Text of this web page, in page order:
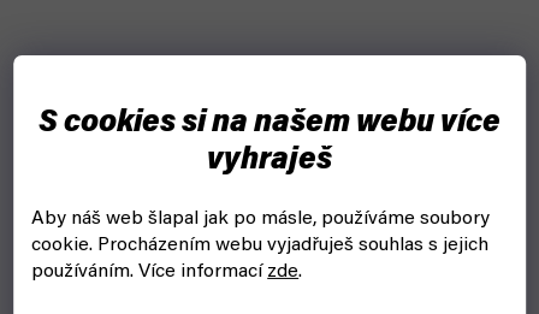
S cookies si na našem webu více
vyhraješ
Aby náš web šlapal jak po másle, používáme soubory
cookie. Procházením webu vyjadřuješ souhlas s jejich
používáním. Více informací zde.